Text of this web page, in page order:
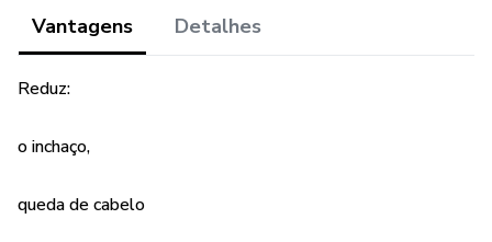
Vantagens Detalhes
Reduz:
o inchaço,
queda de cabelo